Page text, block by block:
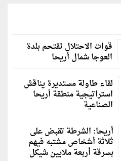
قوات الاحتلال تقتحم بلدة
العوجا شمال أريحا
لقاء طاولة مستديرة يناقش
استراتيجية منطقة أريحا
الصناعية
أريحا: الشرطة تقبض على
ثلاثة أشخاص مشتبه فيهم
بسرقة أربعة ملايين شيكل